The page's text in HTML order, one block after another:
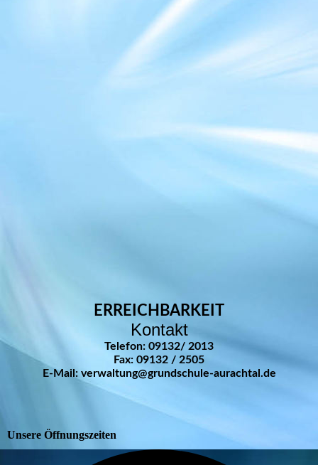
ERREICHBARKEIT
Kontakt
Telefon: 09132/ 2013
Fax: 09132 / 2505
E-Mail: verwaltung@grundschule-aurachtal.de
Unsere Öffnungszeiten